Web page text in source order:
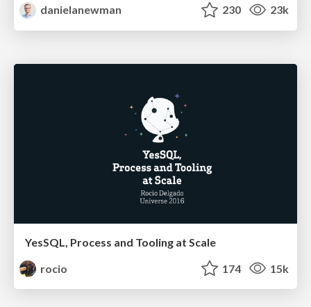
danielanewman
230 23k
YesSQL, Process and Tooling at Scale
rocio
174 15k